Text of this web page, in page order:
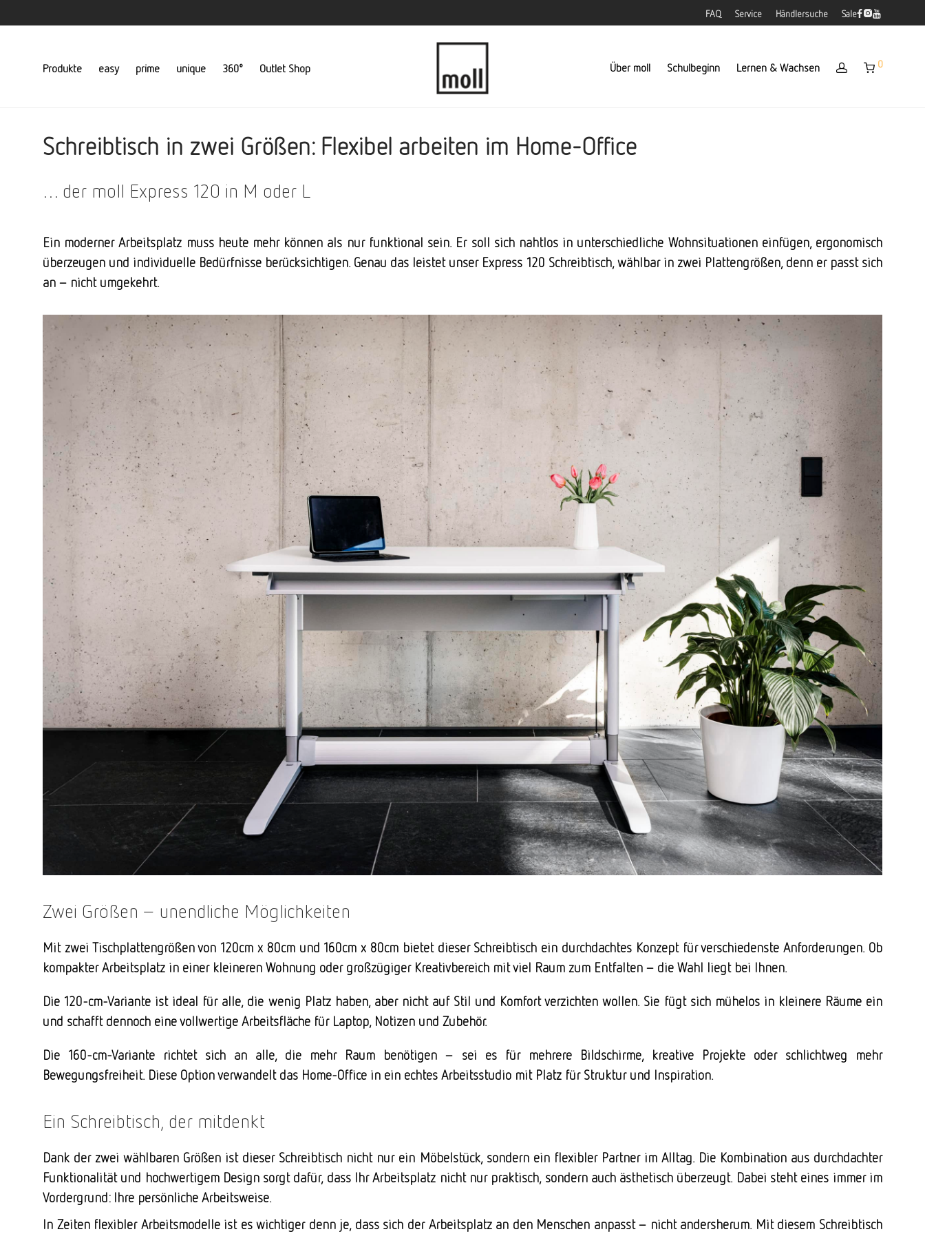
FAQ Service Händlersuche Sale
Produkte easy prime unique 360° Outlet Shop Über moll Schulbeginn Lernen & Wachsen 0
Schreibtisch in zwei Größen: Flexibel arbeiten im Home-Office
… der moll Express 120 in M oder L
Ein moderner Arbeitsplatz muss heute mehr können als nur funktional sein. Er soll sich nahtlos in unterschiedliche Wohnsituationen einfügen, ergonomisch
überzeugen und individuelle Bedürfnisse berücksichtigen. Genau das leistet unser Express 120 Schreibtisch, wählbar in zwei Plattengrößen, denn er passt sich
an – nicht umgekehrt.
Zwei Größen – unendliche Möglichkeiten
Mit zwei Tischplattengrößen von 120cm x 80cm und 160cm x 80cm bietet dieser Schreibtisch ein durchdachtes Konzept für verschiedenste Anforderungen. Ob
kompakter Arbeitsplatz in einer kleineren Wohnung oder großzügiger Kreativbereich mit viel Raum zum Entfalten – die Wahl liegt bei Ihnen.
Die 120-cm-Variante ist ideal für alle, die wenig Platz haben, aber nicht auf Stil und Komfort verzichten wollen. Sie fügt sich mühelos in kleinere Räume ein
und schafft dennoch eine vollwertige Arbeitsfläche für Laptop, Notizen und Zubehör.
Die 160-cm-Variante richtet sich an alle, die mehr Raum benötigen – sei es für mehrere Bildschirme, kreative Projekte oder schlichtweg mehr
Bewegungsfreiheit. Diese Option verwandelt das Home-Office in ein echtes Arbeitsstudio mit Platz für Struktur und Inspiration.
Ein Schreibtisch, der mitdenkt
Dank der zwei wählbaren Größen ist dieser Schreibtisch nicht nur ein Möbelstück, sondern ein flexibler Partner im Alltag. Die Kombination aus durchdachter
Funktionalität und hochwertigem Design sorgt dafür, dass Ihr Arbeitsplatz nicht nur praktisch, sondern auch ästhetisch überzeugt. Dabei steht eines immer im
Vordergrund: Ihre persönliche Arbeitsweise.
In Zeiten flexibler Arbeitsmodelle ist es wichtiger denn je, dass sich der Arbeitsplatz an den Menschen anpasst – nicht andersherum. Mit diesem Schreibtisch